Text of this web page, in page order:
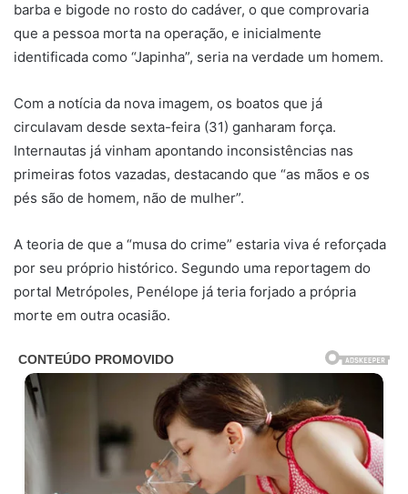
barba e bigode no rosto do cadáver, o que comprovaria
que a pessoa morta na operação, e inicialmente
identificada como “Japinha”, seria na verdade um homem.
Com a notícia da nova imagem, os boatos que já
circulavam desde sexta-feira (31) ganharam força.
Internautas já vinham apontando inconsistências nas
primeiras fotos vazadas, destacando que “as mãos e os
pés são de homem, não de mulher”.
A teoria de que a “musa do crime” estaria viva é reforçada
por seu próprio histórico. Segundo uma reportagem do
portal Metrópoles, Penélope já teria forjado a própria
morte em outra ocasião.